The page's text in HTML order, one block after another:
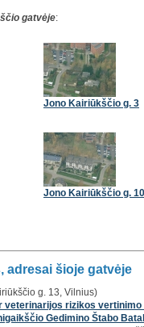
gatvėje:
Jono Kairiūkščio g. 3
Jono Kairiūkščio g. 10
adresai šioje gatvėje
g. 13, Vilnius)
veterinarijos rizikos vertinimo
Gedimino Štabo